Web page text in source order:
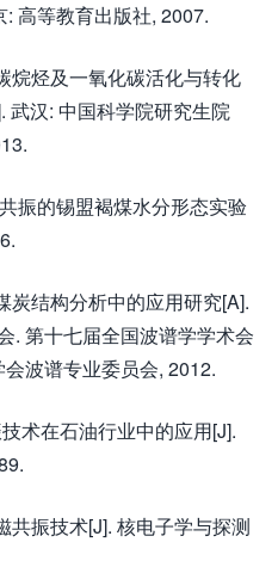
: 高等教育出版社, 2007.
烷烃及一氧化碳活化与转化
武汉: 中国科学院研究生院
振的锡盟褐煤水分形态实验
炭结构分析中的应用研究[A].
. 第十七届全国波谱学学术会
波谱专业委员会, 2012.
术在石油行业中的应用[J].
共振技术[J]. 核电子学与探测